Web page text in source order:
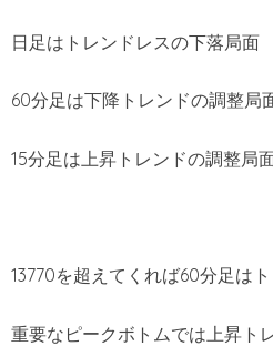
日足はトレンドレスの下落局面
60分足は下降トレンドの調整局
15分足は上昇トレンドの調整局
13770を超えてくれば60分足は
重要なピークボトムでは上昇ト